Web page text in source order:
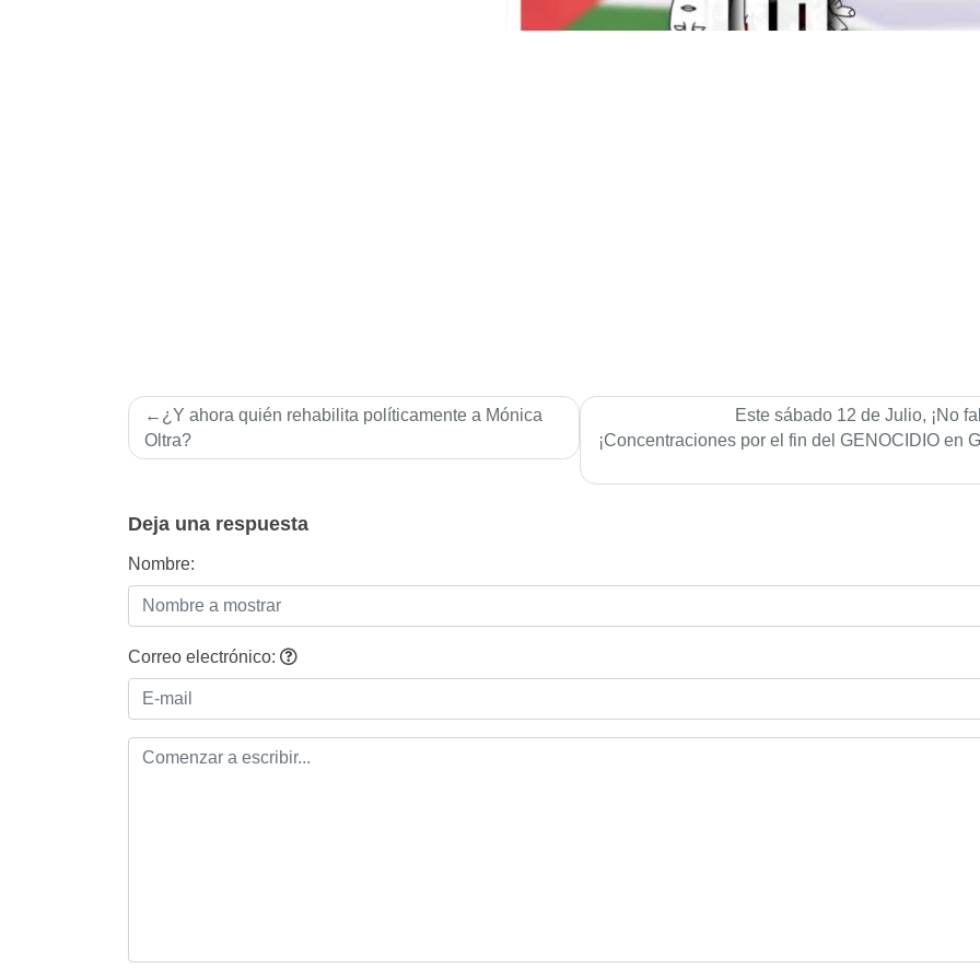
Navegación
de
¿Y ahora quién rehabilita políticamente a Mónica
Oltra?
Este sábado 12 de Julio, ¡No
¡Concentraciones por el fin del GENOCIDIO en
Deja una respuesta
Nombre:
Correo electrónico: